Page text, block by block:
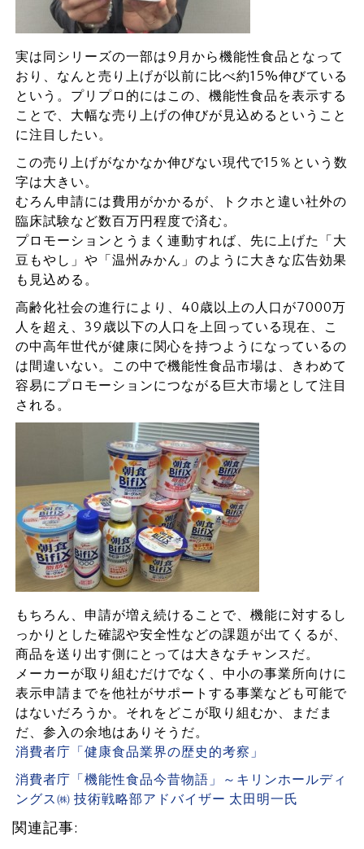
実は同シリーズの一部は9月から機能性食品となって
おり、なんと売り上げが以前に比べ約15%伸びている
という。プリプロ的にはこの、機能性食品を表示する
ことで、大幅な売り上げの伸びが見込めるということ
に注目したい。
この売り上げがなかなか伸びない現代で15％という数
字は大きい。
むろん申請には費用がかかるが、トクホと違い社外の
臨床試験など数百万円程度で済む。
プロモーションとうまく連動すれば、先に上げた「大
豆もやし」や「温州みかん」のように大きな広告効果
も見込める。
高齢化社会の進行により、40歳以上の人口が7000万
人を超え、39歳以下の人口を上回っている現在、こ
の中高年世代が健康に関心を持つようになっているの
は間違いない。この中で機能性食品市場は、きわめて
容易にプロモーションにつながる巨大市場として注目
される。
もちろん、申請が増え続けることで、機能に対するし
っかりとした確認や安全性などの課題が出てくるが、
商品を送り出す側にとっては大きなチャンスだ。
メーカーが取り組むだけでなく、中小の事業所向けに
表示申請までを他社がサポートする事業なども可能で
はないだろうか。それをどこが取り組むか、まだま
だ、参入の余地はありそうだ。
消費者庁「健康食品業界の歴史的考察」
消費者庁「機能性食品今昔物語」～キリンホールディ
ングス㈱ 技術戦略部アドバイザー 太田明一氏
関連記事: